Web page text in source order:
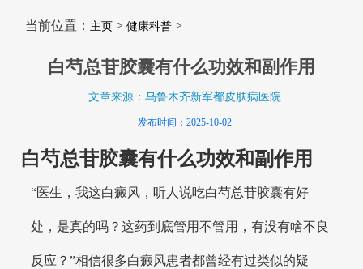
当前位置： 主页> 健康科普>
白芍总苷胶囊有什么功效和副作用
文章来源：乌鲁木齐新军都皮肤病医院
发布时间：2025-10-02
白芍总苷胶囊有什么功效和副作用
“医生，我这白癜风，听人说吃白芍总苷胶囊有好
处，是真的吗？这药到底管用不管用，有没有啥不良
反应？”相信很多白癜风患者都曾经有过类似的疑